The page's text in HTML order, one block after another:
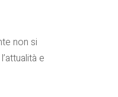
non si
e